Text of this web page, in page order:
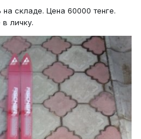
складе. Цена 60000 тенге.
личку.